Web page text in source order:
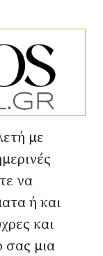
με
να
ή και
και
σας μια